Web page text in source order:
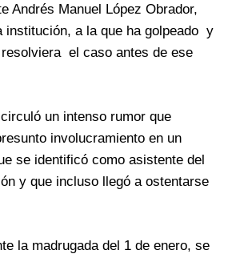
Andrés Manuel López Obrador,
institución, a la que ha golpeado y
el caso antes de ese
un intenso rumor que
involucramiento en un
se identificó como asistente del
y que incluso llegó a ostentarse
la madrugada del 1 de enero, se